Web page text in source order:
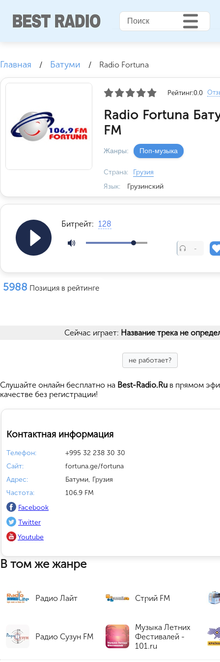
Главная / Батуми / Radio Fortuna
Рейтинг:0.0
Radio Fortuna
FM
Жанры: Поп-музыка
Страна:
Грузия
Язык:
Грузинский
Битрейт: 128
-
5988 Позиция в рейтинге
Сейчас играет: Название трека не
не работает?
Cлушайте онлайн бесплатно на Best-Radio.Ru в прямом
качестве без регистрации!
Контактная информация
Телефон:
+995 32 238 30 30
Сайт:
fortuna.ge/fortuna
Адрес:
Батуми, Грузия
Частота:
106.9 FM
Facebook
Twitter
Youtube
В том же жанре
Радио Лайт Стрий FM
Радио Сузун FM
Музыка Летних
Фестивалей -
101.ru